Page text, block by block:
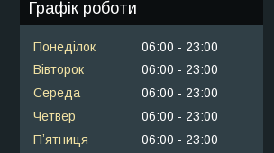
Графік роботи
Понеділок 06:00
23:00
Вівторок
06:00
23:00
Середа
06:00
23:00
Четвер
06:00
23:00
Пʼятниця
06:00
23:00